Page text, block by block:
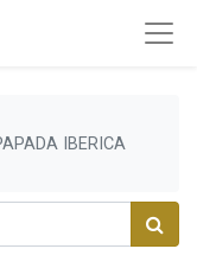
IBERICA